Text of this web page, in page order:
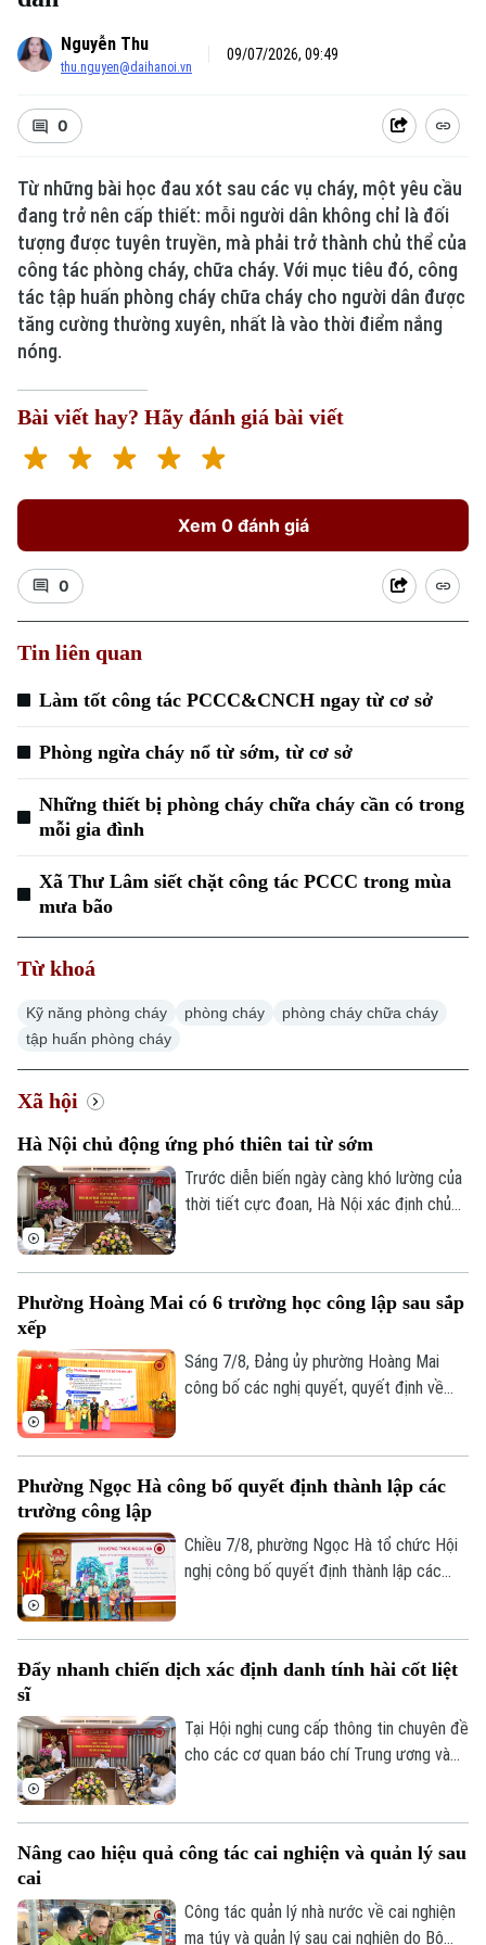
Chuyên mục
Hà Nội
Chính trị
Hà Nội
Nhịp sống Hà Nội
Thế giới
Nguyễn Thu
thu.nguyen@daihanoi.vn
09/07/2026, 09:49
0
Từ những bài học đau xót sau các vụ cháy, một yêu cầu
đang trở nên cấp thiết: mỗi người dân không chỉ là đối
tượng được tuyên truyền, mà phải trở thành chủ thể của
công tác phòng cháy, chữa cháy. Với mục tiêu đó, công
tác tập huấn phòng cháy chữa cháy cho người dân được
tăng cường thường xuyên, nhất là vào thời điểm nắng
nóng.
Bài viết hay? Hãy đánh giá bài viết
Xem 0 đánh giá
0
Tin liên quan
Làm tốt công tác PCCC&CNCH ngay từ cơ sở
Phòng ngừa cháy nổ từ sớm, từ cơ sở
Những thiết bị phòng cháy chữa cháy cần có trong
mỗi gia đình
Xã Thư Lâm siết chặt công tác PCCC trong mùa
mưa bão
Từ khoá
Kỹ năng phòng cháy phòng cháy
phòng cháy chữa cháy
tập huấn phòng cháy
Xã hội
Hà Nội chủ động ứng phó thiên tai từ sớm
Trước diễn biến ngày càng khó lường của
thời tiết cực đoan, Hà Nội xác định chủ
tìm kiếm cứu nạn.
Phường Hoàng Mai có 6 trường học công lập sau sắp
xếp
Sáng 7/8, Đảng ủy phường Hoàng Mai
công bố các nghị quyết, quyết định về
diện sắp xếp được tổ chức lại thành bốn
giảm 55%, vượt yêu cầu Ủy ban nhân dân
thành phố Hà Nội đề ra.
Phường Ngọc Hà công bố quyết định thành lập các
trường công lập
Chiều 7/8, phường Ngọc Hà tổ chức Hội
nghị công bố quyết định thành lập các
Đẩy nhanh chiến dịch xác định danh tính hài cốt liệt
sĩ
Tại Hội nghị cung cấp thông tin chuyên đề
cho các cơ quan báo chí Trung ương và
thông tin về kết quả triển khai Chiến dịch
tập và xác định danh tính hài cốt liệt sĩ"
trên địa bàn Thủ đô.
Nâng cao hiệu quả công tác cai nghiện và quản lý sau
cai
Công tác quản lý nhà nước về cai nghiện
ma túy và quản lý sau cai nghiện do Bộ